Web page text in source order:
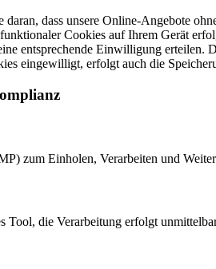
daran, dass unsere Online-Angebote
Cookies auf Ihrem Gerät
entsprechende Einwilligung
eingewilligt, erfolgt auch die
zum Einholen, Verarbeiten und
Tool, die Verarbeitung erfolgt